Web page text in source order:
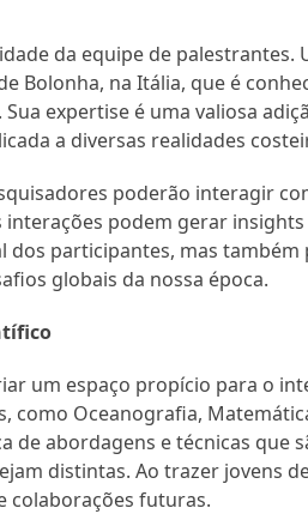
da equipe de palestrantes.
Bolonha, na Itália, que é
expertise é uma valiosa
a diversas realidades
poderão interagir
interações podem gerar
dos participantes, mas
globais da nossa época.
um espaço propício para o
Oceanografia,
de abordagens e técnicas que
distintas. Ao trazer jovens
colaborações futuras.